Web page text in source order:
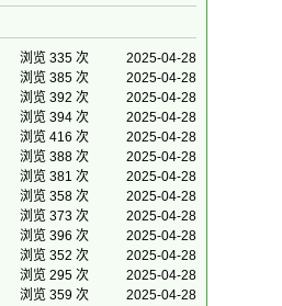
浏览 335 次
2025-04-28
浏览 385 次
2025-04-28
浏览 392 次
2025-04-28
浏览 394 次
2025-04-28
浏览 416 次
2025-04-28
浏览 388 次
2025-04-28
浏览 381 次
2025-04-28
浏览 358 次
2025-04-28
浏览 373 次
2025-04-28
浏览 396 次
2025-04-28
浏览 352 次
2025-04-28
浏览 295 次
2025-04-28
浏览 359 次 2025-04-28